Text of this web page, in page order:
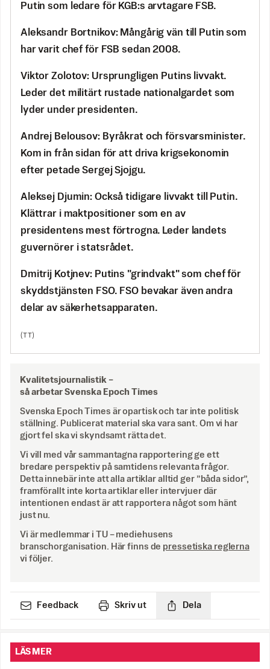
Putin som ledare för KGB:s arvtagare FSB.
Aleksandr Bortnikov: Mångårig vän till Putin som
har varit chef för FSB sedan 2008.
Viktor Zolotov: Ursprungligen Putins livvakt.
Leder det militärt rustade nationalgardet som
lyder under presidenten.
Andrej Belousov: Byråkrat och försvarsminister.
Kom in från sidan för att driva krigsekonomin
efter petade Sergej Sjojgu.
Aleksej Djumin: Också tidigare livvakt till Putin.
Klättrar i maktpositioner som en av
presidentens mest förtrogna. Leder landets
guvernörer i statsrådet.
Dmitrij Kotjnev: Putins "grindvakt" som chef för
skyddstjänsten FSO. FSO bevakar även andra
delar av säkerhetsapparaten.
(TT)
Kvalitetsjournalistik –
så arbetar Svenska Epoch Times
Svenska Epoch Times är opartisk och tar inte politisk
ställning. Publicerat material ska vara sant. Om vi har
gjort fel ska vi skyndsamt rätta det.
Vi vill med vår sammantagna rapportering ge ett
bredare perspektiv på samtidens relevanta frågor.
Detta innebär inte att alla artiklar alltid ger ”båda sidor”,
framförallt inte korta artiklar eller intervjuer där
intentionen endast är att rapportera något som hänt
just nu.
Vi är medlemmar i TU – mediehusens
branschorganisation. Här finns de pressetiska reglerna
vi följer.
Feedback Skriv ut Dela
LÄS MER